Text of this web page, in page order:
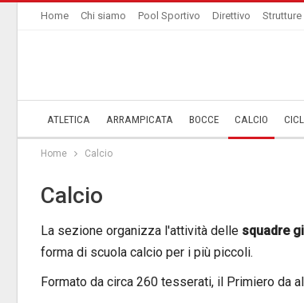
Home Chi siamo Pool Sportivo Direttivo Strutture
ATLETICA ARRAMPICATA BOCCE CALCIO
Home Calcio
Calcio
La sezione organizza l'attività delle squadre
forma di scuola calcio per i più piccoli.
Formato da circa 260 tesserati, il Primiero da